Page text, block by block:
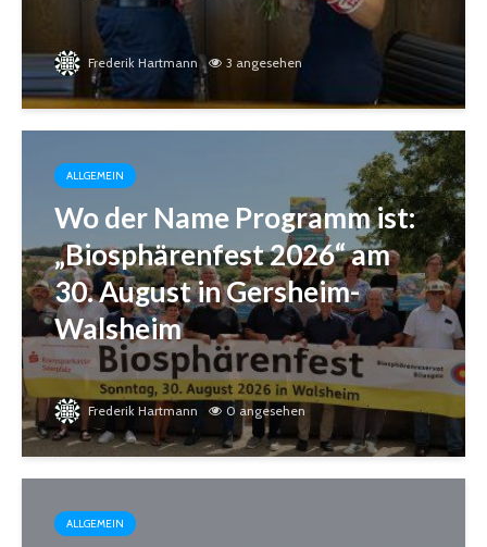
Frederik Hartmann 3 angesehen
ALLGEMEIN
Wo der Name Programm ist:
„Biosphärenfest 2026“ am
30. August in Gersheim-
Walsheim
Frederik Hartmann 0 angesehen
ALLGEMEIN